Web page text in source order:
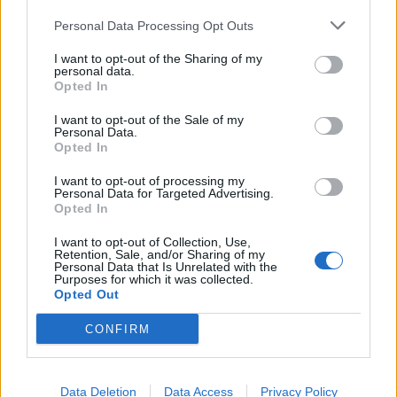
Personal Data Processing Opt Outs
I want to opt-out of the Sharing of my
personal data.
Opted In
I want to opt-out of the Sale of my
Personal Data.
Opted In
I want to opt-out of processing my
Personal Data for Targeted Advertising.
Opted In
I want to opt-out of Collection, Use,
Retention, Sale, and/or Sharing of my
Personal Data that Is Unrelated with the
Purposes for which it was collected.
Opted Out
CONFIRM
Data Deletion Data Access Privacy Policy
informações e pela rápida evolução tecnológica. O
desenvolvimento depende de como o cérebro é
exercitado no cotidiano”, finalizou Fabiano de Abreu
Agrela Rodrigues.
Ígor Lopes
250”, depois de, na edição anterior, ter integrado o
circuito “Challenger”. O francês Luca Van Assche
conquistou o primeiro título ATP da carreira ao
derrotar o belga Alexander Blockx na final, encerrando
uma edição marcada pela elevada competitividade, pela
forte presença de tenistas portugueses e pela projeção
internacional do evento.
O torneio arrancou com a fase de qualificação, nos dias
18 e 19 de julho, reunindo dezenas de atletas em busca
de um lugar no quadro principal. A cerimónia de
abertura contou com a presença do presidente da
Câmara Municipal de Cascais, Nuno Piteira Lopes,
acompanhado pelo executivo municipal, assinalando o
início de uma competição que voltou a colocar o
concelho no centro do calendário internacional do
CONTINUAR A LER
ATUALIDADE
Castelo Branco: “Bienal